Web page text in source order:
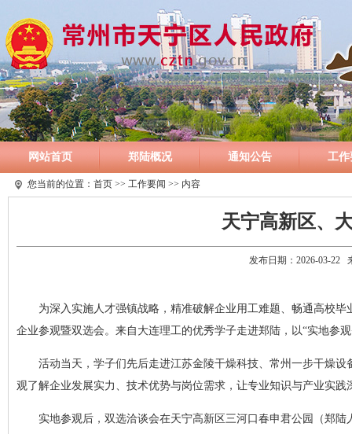
网站首页 郑陆概况 通知公告 工作
您当前的位置： 首页 >> 工作要闻 >> 内容
天宁高新区、
发布日期：2026-03-22
为深入实施人才强镇战略，精准破解企业用工难题、畅通高校
企业参观暨双选会。来自大连理工的优秀学子走进郑陆，以“实地参
活动当天，学子们先后走进江苏金陵干燥科技、常州一步干燥
观了解企业发展实力、技术优势与岗位需求，让专业知识与产业实
实地参观后，双选洽谈会在天宁高新区三河口春申君公园（郑